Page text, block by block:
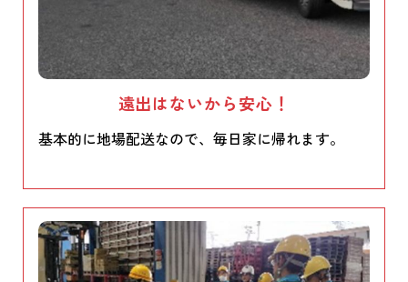
遠出はないから安心！
基本的に地場配送なので、毎日家に帰れます。